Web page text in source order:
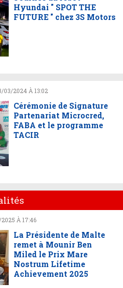
Hyundai " SPOT THE
FUTURE " chez 3S Motors
03/2024 À 13:02
Cérémonie de Signature
Partenariat Microcred,
FABA et le programme
TACIR
2025 À 17:46
La Présidente de Malte
remet à Mounir Ben
Miled le Prix Mare
Nostrum Lifetime
Achievement 2025